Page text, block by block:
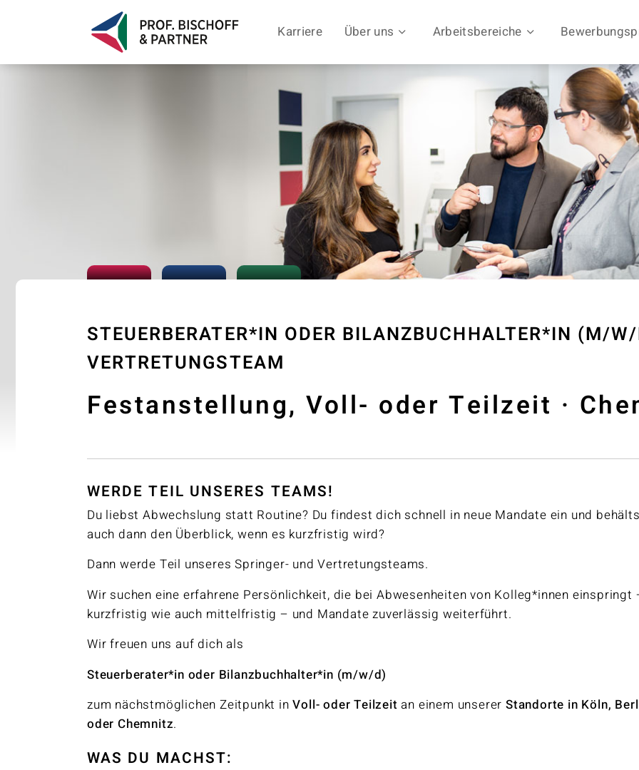
Karriere Über uns Arbeitsbereiche
STEUERBERATER*IN ODER BILANZBUCHHALTER*IN (M/
VERTRETUNGSTEAM
Festanstellung, Voll- oder Teilzeit ·
WERDE TEIL UNSERES TEAMS!
Du liebst Abwechslung statt Routine? Du findest dich schnell in neue Mandate ein und
auch dann den Überblick, wenn es kurzfristig wird?
Dann werde Teil unseres Springer- und Vertretungsteams.
Wir suchen eine erfahrene Persönlichkeit, die bei Abwesenheiten von Kolleg*innen einspringt
kurzfristig wie auch mittelfristig – und Mandate zuverlässig weiterführt.
Wir freuen uns auf dich als
Steuerberater*in oder Bilanzbuchhalter*in (m/w/d)
zum nächstmöglichen Zeitpunkt in Voll- oder Teilzeit an einem unserer Standorte in Köln,
oder Chemnitz.
WAS DU MACHST: